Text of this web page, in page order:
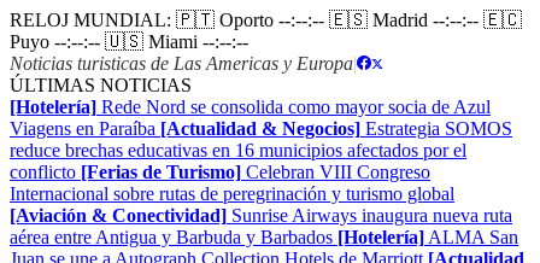
RELOJ MUNDIAL: 🇵🇹 Oporto --:--:-- 🇪🇸 Madrid --:--:-- 🇪🇨
Puyo --:--:-- 🇺🇸 Miami --:--:--
Noticias turisticas de Las Americas y Europa|
ÚLTIMAS NOTICIAS
[Hotelería] Rede Nord se consolida como mayor socia de Azul
Viagens en Paraíba [Actualidad & Negocios] Estrategia SOMOS
reduce brechas educativas en 16 municipios afectados por el
conflicto [Ferias de Turismo] Celebran VIII Congreso
Internacional sobre rutas de peregrinación y turismo global
[Aviación & Conectividad] Sunrise Airways inaugura nueva ruta
aérea entre Antigua y Barbuda y Barbados [Hotelería] ALMA San
Juan se une a Autograph Collection Hotels de Marriott [Actualidad